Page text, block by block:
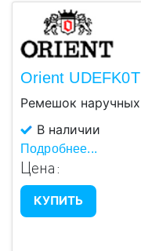
Orient UDEFK0T
Ремешок
В наличии
Подробнее...
Цена:
КУПИТЬ